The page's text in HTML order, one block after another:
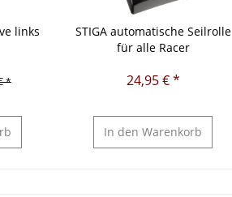
links
*
STIGA automatische Seilrolle
für alle Racer
24,95 € *
In den Warenkorb